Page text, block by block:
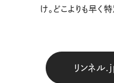
け。どこよりも早く
リンネル